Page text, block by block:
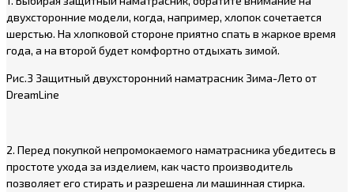
двухсторонние модели, когда, например, хлопок сочетается
шерстью. На хлопковой стороне приятно спать в жаркое время
года, а на второй будет комфортно отдыхать зимой.
Рис.3 Защитный двухсторонний наматрасник Зима-Лето от
DreamLine
2. Перед покупкой непромокаемого наматрасника убедитесь в
простоте ухода за изделием, как часто производитель
позволяет его стирать и разрешена ли машинная стирка.